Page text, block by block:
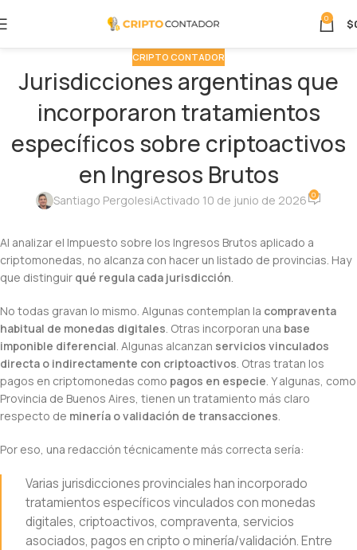
0 $
CRIPTO CONTADOR
Jurisdicciones argentinas que
incorporaron tratamientos
específicos sobre criptoactivos
en Ingresos Brutos
Santiago PergolesiActivado 10 de junio de 2026 0
Al analizar el Impuesto sobre los Ingresos Brutos aplicado a
criptomonedas, no alcanza con hacer un listado de provincias. Hay
que distinguir qué regula cada jurisdicción.
No todas gravan lo mismo. Algunas contemplan la compraventa
habitual de monedas digitales. Otras incorporan una base
imponible diferencial. Algunas alcanzan servicios vinculados
directa o indirectamente con criptoactivos. Otras tratan los
pagos en criptomonedas como pagos en especie. Y algunas, como
Provincia de Buenos Aires, tienen un tratamiento más claro
respecto de minería o validación de transacciones.
Por eso, una redacción técnicamente más correcta sería:
Varias jurisdicciones provinciales han incorporado
tratamientos específicos vinculados con monedas
digitales, criptoactivos, compraventa, servicios
asociados, pagos en cripto o minería/validación. Entre